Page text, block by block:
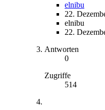
elnibu
22.
elnibu
22.
Antworten
0
Zugriffe
514